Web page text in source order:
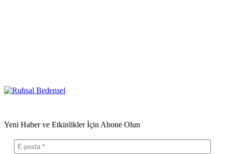
Yeni Haber ve Etkinlikler İçin Abone Olun